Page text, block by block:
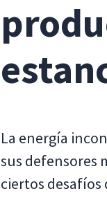
La energía
sus defensores
ciertos